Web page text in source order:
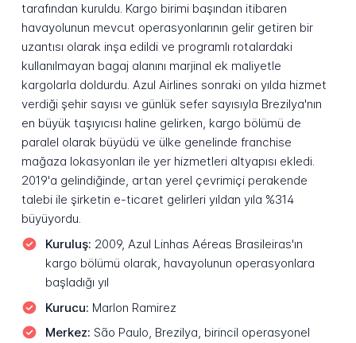
tarafından kuruldu. Kargo birimi başından itibaren
havayolunun mevcut operasyonlarının gelir getiren bir
uzantısı olarak inşa edildi ve programlı rotalardaki
kullanılmayan bagaj alanını marjinal ek maliyetle
kargolarla doldurdu. Azul Airlines sonraki on yılda hizmet
verdiği şehir sayısı ve günlük sefer sayısıyla Brezilya'nın
en büyük taşıyıcısı haline gelirken, kargo bölümü de
paralel olarak büyüdü ve ülke genelinde franchise
mağaza lokasyonları ile yer hizmetleri altyapısı ekledi.
2019'a gelindiğinde, artan yerel çevrimiçi perakende
talebi ile şirketin e-ticaret gelirleri yıldan yıla %314
büyüyordu.
Kuruluş: 2009, Azul Linhas Aéreas Brasileiras'ın
kargo bölümü olarak, havayolunun operasyonlara
başladığı yıl
Kurucu: Marlon Ramirez
Merkez: São Paulo, Brezilya, birincil operasyonel